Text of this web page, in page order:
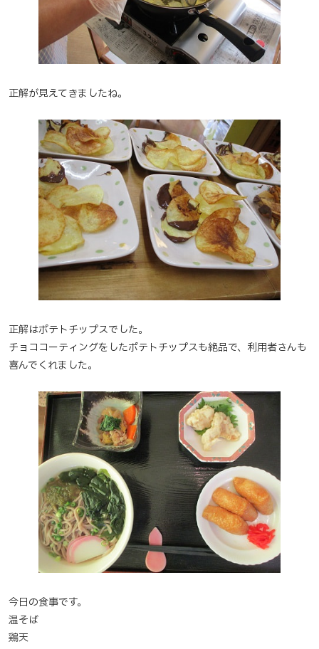
正解が見えてきましたね。
正解はポテトチップスでした。
チョココーティングをしたポテトチップスも絶品で、利用者さんも
喜んでくれました。
今日の食事です。
温そば
鶏天